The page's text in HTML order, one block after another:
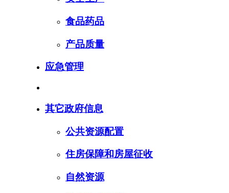
食品药品
产品质量
应急管理
其它政府信息
公共资源配置
住房保障和房屋征收
自然资源